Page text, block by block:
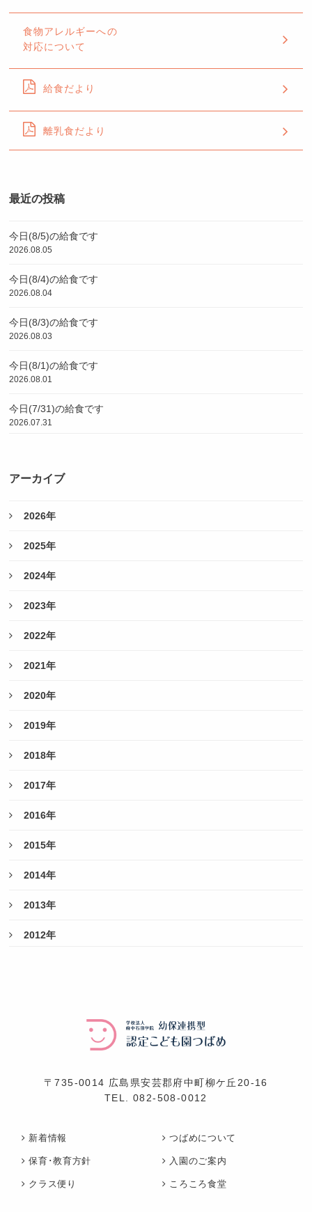
食物アレルギーへの
対応について
給食だより
離乳食だより
最近の投稿
今日(8/5)の給食です
2026.08.05
今日(8/4)の給食です
2026.08.04
今日(8/3)の給食です
2026.08.03
今日(8/1)の給食です
2026.08.01
今日(7/31)の給食です
2026.07.31
アーカイブ
2026年
2025年
2024年
2023年
2022年
2021年
2020年
2019年
2018年
2017年
2016年
2015年
2014年
2013年
2012年
〒735-0014 広島県安芸郡府中町柳ケ丘20-16
TEL.082-508-0012
新着情報 つばめについて
保育･教育方針 入園のご案内
クラス便り ころころ食堂